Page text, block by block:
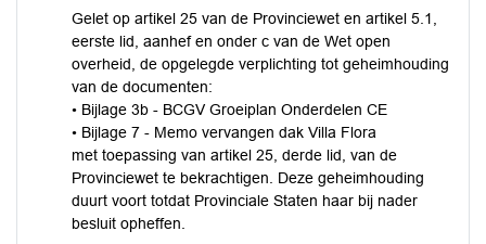
Gelet op artikel 25 van de Provinciewet en artikel 5.1,
eerste lid, aanhef en onder c van de Wet open
overheid, de opgelegde verplichting tot geheimhouding
van de documenten:
• Bijlage 3b - BCGV Groeiplan Onderdelen CE
• Bijlage 7 - Memo vervangen dak Villa Flora
met toepassing van artikel 25, derde lid, van de
Provinciewet te bekrachtigen. Deze geheimhouding
duurt voort totdat Provinciale Staten haar bij nader
besluit opheffen.